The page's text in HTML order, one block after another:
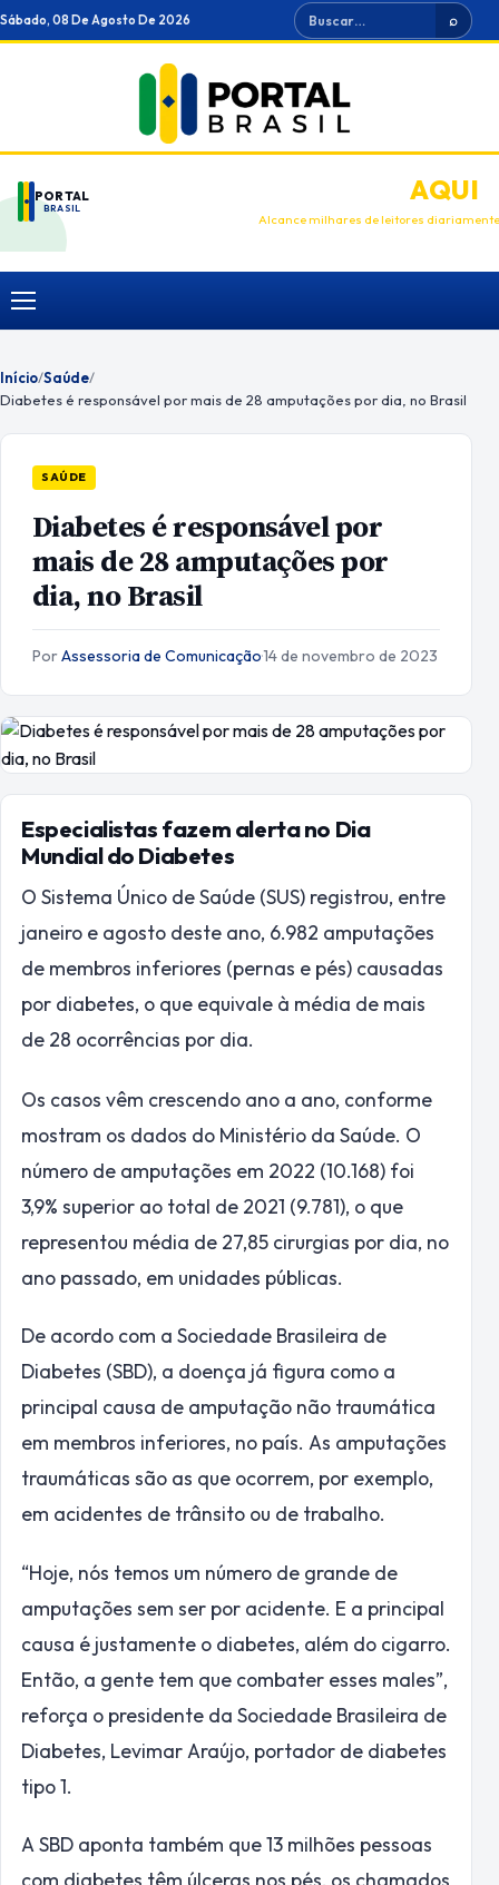
Ir
para
Sábado, 08 De Agosto De 2026 Buscar ⌕
PORTAL
BRASIL
ANUNCIEAQUI
Alcance milhares de leitores diariamente
Menu
Início/Saúde/
Diabetes é responsável por mais de 28 amputações por dia, no Brasil
SAÚDE
Diabetes é responsável por
mais de 28 amputações por
dia, no Brasil
PorAssessoria de Comunicação·14 de novembro de 2023
Especialistas fazem alerta no Dia
Mundial do Diabetes
O Sistema Único de Saúde (SUS) registrou, entre
janeiro e agosto deste ano, 6.982 amputações
de membros inferiores (pernas e pés) causadas
por diabetes, o que equivale à média de mais
de 28 ocorrências por dia.
Os casos vêm crescendo ano a ano, conforme
mostram os dados do Ministério da Saúde. O
número de amputações em 2022 (10.168) foi
3,9% superior ao total de 2021 (9.781), o que
representou média de 27,85 cirurgias por dia, no
ano passado, em unidades públicas.
De acordo com a Sociedade Brasileira de
Diabetes (SBD), a doença já figura como a
principal causa de amputação não traumática
em membros inferiores, no país. As amputações
traumáticas são as que ocorrem, por exemplo,
em acidentes de trânsito ou de trabalho.
“Hoje, nós temos um número de grande de
amputações sem ser por acidente. E a principal
causa é justamente o diabetes, além do cigarro.
Então, a gente tem que combater esses males”,
reforça o presidente da Sociedade Brasileira de
Diabetes, Levimar Araújo, portador de diabetes
tipo 1.
A SBD aponta também que 13 milhões pessoas
com diabetes têm úlceras nos pés, os chamados